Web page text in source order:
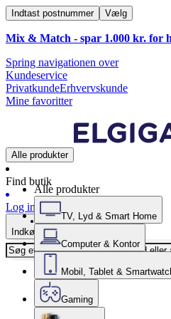
Indtast postnummer Vælg
Mix & Match - spar 1.000 kr. for
Spring navigationen over
Kundeservice
PrivatkundeErhvervskunde
Mine favoritter
Alle produkter
Find butik
Log ind
Indkøbskurv
Alle produkter
TV, Lyd & Smart Home
Computer & Kontor
Mobil, Tablet &
Gaming